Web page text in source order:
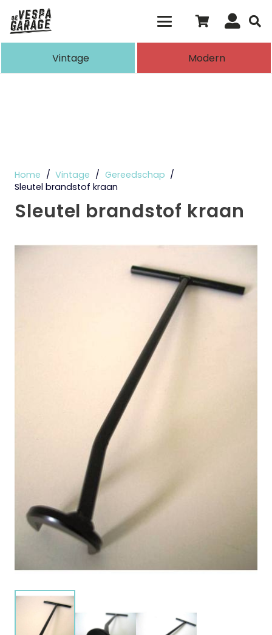
de resultaten voor automatisch
Vintage Modern
Home / Vintage / Gereedschap /
Sleutel brandstof kraan
Sleutel brandstof kraan